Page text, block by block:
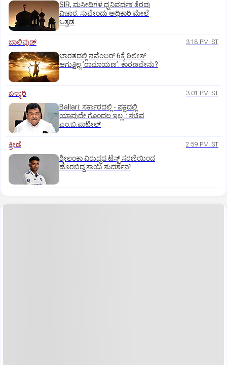
SIR, ಮಸೀದಿಗಳ ಧ್ವನಿವರ್ಧಕ ತೆರವು
ವಿಚಾರ: ಸುವೇಂದು ಅಧಿಕಾರಿ ಮೇಲೆ
ಒತ್ತಡ
ಬಾಲಿವುಡ್‌ 3:18 PM IST
ಭಾರತದಲ್ಲಿ ನವೆಂಬರ್‌ 6ಕ್ಕೆ ರಿಲೀಸ್‌
ಆಗುತ್ತಿಲ್ಲ ʼರಾಮಾಯಣʼ: ಕಾರಣವೇನು?
ಬಳ್ಳಾರಿ 3:01 PM IST
Ballari: ಸರ್ಕಾರದಲ್ಲಿ - ಪಕ್ಷದಲ್ಲಿ
ಯಾವುದೇ ಗೊಂದಲ ಇಲ್ಲ..: ಸಚಿವ
ಎಂ.ಬಿ.ಪಾಟೀಲ್
ಕ್ರೀಡೆ 2:59 PM IST
ಶ್ರೀಲಂಕಾ ವಿರುದ್ಧದ ಟೆಸ್ಟ್ ಸರಣಿಯಿಂದ
ಹೊರಬಿದ್ದ ಸಾಯಿ ಸುದರ್ಶನ್